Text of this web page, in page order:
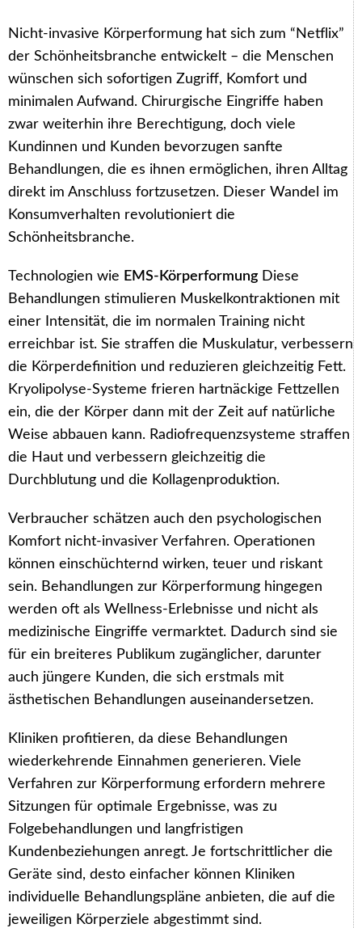
Nicht-invasive Körperformung hat sich zum “Netflix”
der Schönheitsbranche entwickelt – die Menschen
wünschen sich sofortigen Zugriff, Komfort und
minimalen Aufwand. Chirurgische Eingriffe haben
zwar weiterhin ihre Berechtigung, doch viele
Kundinnen und Kunden bevorzugen sanfte
Behandlungen, die es ihnen ermöglichen, ihren Alltag
direkt im Anschluss fortzusetzen. Dieser Wandel im
Konsumverhalten revolutioniert die
Schönheitsbranche.
Technologien wie EMS-Körperformung Diese
Behandlungen stimulieren Muskelkontraktionen mit
einer Intensität, die im normalen Training nicht
erreichbar ist. Sie straffen die Muskulatur, verbessern
die Körperdefinition und reduzieren gleichzeitig Fett.
Kryolipolyse-Systeme frieren hartnäckige Fettzellen
ein, die der Körper dann mit der Zeit auf natürliche
Weise abbauen kann. Radiofrequenzsysteme straffen
die Haut und verbessern gleichzeitig die
Durchblutung und die Kollagenproduktion.
Verbraucher schätzen auch den psychologischen
Komfort nicht-invasiver Verfahren. Operationen
können einschüchternd wirken, teuer und riskant
sein. Behandlungen zur Körperformung hingegen
werden oft als Wellness-Erlebnisse und nicht als
medizinische Eingriffe vermarktet. Dadurch sind sie
für ein breiteres Publikum zugänglicher, darunter
auch jüngere Kunden, die sich erstmals mit
ästhetischen Behandlungen auseinandersetzen.
Kliniken profitieren, da diese Behandlungen
wiederkehrende Einnahmen generieren. Viele
Verfahren zur Körperformung erfordern mehrere
Sitzungen für optimale Ergebnisse, was zu
Folgebehandlungen und langfristigen
Kundenbeziehungen anregt. Je fortschrittlicher die
Geräte sind, desto einfacher können Kliniken
individuelle Behandlungspläne anbieten, die auf die
jeweiligen Körperziele abgestimmt sind.